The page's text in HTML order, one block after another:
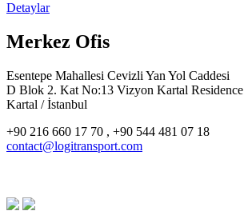
Detaylar
Merkez Ofis
Esentepe Mahallesi Cevizli Yan Yol Caddesi
D Blok 2. Kat No:13 Vizyon Kartal Residence
Kartal / İstanbul
+90 216 660 17 70 , +90 544 481 07 18
contact@logitransport.com